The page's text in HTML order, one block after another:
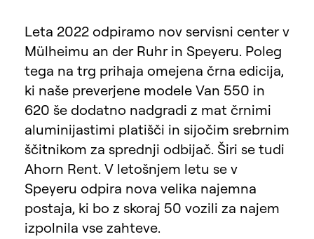
Leta 2022 odpiramo nov servisni center v
Mülheimu an der Ruhr in Speyeru. Poleg
tega na trg prihaja omejena črna edicija,
ki naše preverjene modele Van 550 in
620 še dodatno nadgradi z mat črnimi
aluminijastimi platišči in sijočim srebrnim
ščitnikom za sprednji odbijač. Širi se tudi
Ahorn Rent. V letošnjem letu se v
Speyeru odpira nova velika najemna
postaja, ki bo z skoraj 50 vozili za najem
izpolnila vse zahteve.